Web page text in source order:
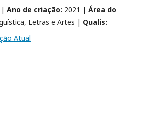
| Ano de criação: 2021 | Área do
Letras e Artes | Qualis:
Atual